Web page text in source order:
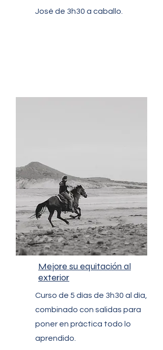
José de 3h30 a caballo.
Mejore su equitación al
exterior
Curso de 5 días de 3h30 al día,
combinado con salidas para
poner en práctica todo lo
aprendido.